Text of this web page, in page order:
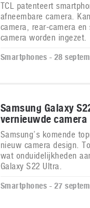
TCL patenteert
afneembare camera.
camera, rear-camera en
camera worden ingezet.
Smartphones - 28
Samsung Galaxy
vernieuwde camera
Samsung’s komende
nieuw camera design.
wat onduidelijkheden
Galaxy S22 Ultra.
Smartphones - 27